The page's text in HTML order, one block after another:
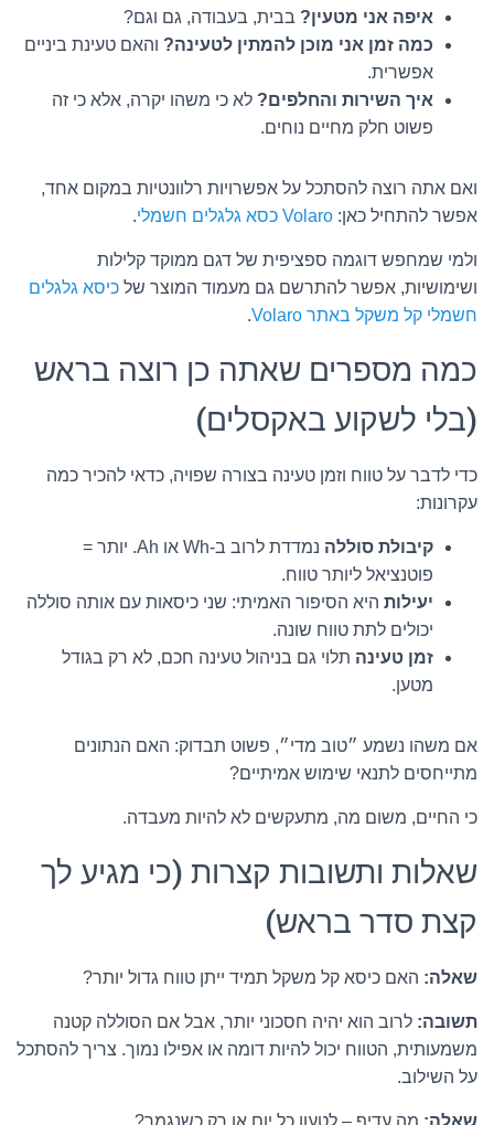
איפה אני מטעין? בבית, בעבודה, גם וגם?
כמה זמן אני מוכן להמתין לטעינה? והאם טעינת ביניים
אפשרית.
איך השירות והחלפים? לא כי משהו יקרה, אלא כי זה
פשוט חלק מחיים נוחים.
ואם אתה רוצה להסתכל על אפשרויות רלוונטיות במקום אחד,
אפשר להתחיל כאן: Volaro כסא גלגלים חשמלי .
ולמי שמחפש דוגמה ספציפית של דגם ממוקד קלילות
ושימושיות, אפשר להתרשם גם מעמוד המוצר של כיסא גלגלים
חשמלי קל משקל באתר Volaro
.
כמה מספרים שאתה כן רוצה בראש
(בלי לשקוע באקסלים)
כדי לדבר על טווח וזמן טעינה בצורה שפויה, כדאי להכיר כמה
עקרונות:
קיבולת סוללה
נמדדת לרוב ב-Wh או Ah. יותר =
פוטנציאל ליותר טווח.
יעילות היא הסיפור האמיתי: שני כיסאות עם אותה סוללה
יכולים לתת טווח שונה.
זמן טעינה תלוי גם בניהול טעינה חכם, לא רק בגודל
מטען.
אם משהו נשמע ״טוב מדי״, פשוט תבדוק: האם הנתונים
מתייחסים לתנאי שימוש אמיתיים?
כי החיים, משום מה, מתעקשים לא להיות מעבדה.
שאלות ותשובות קצרות (כי מגיע לך
קצת סדר בראש)
שאלה: האם כיסא קל משקל תמיד ייתן טווח גדול יותר?
תשובה: לרוב הוא יהיה חסכוני יותר, אבל אם הסוללה קטנה
משמעותית, הטווח יכול להיות דומה או אפילו נמוך. צריך להסתכל
על השילוב.
שאלה: מה עדיף – לטעון כל יום או רק כשנגמר?